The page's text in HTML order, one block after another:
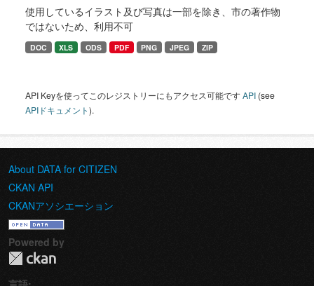
使用しているイラスト及び写真は一部を除き、市の著作物
ではないため、利用不可
DOC XLS ODS PDF PNG JPEG ZIP
API Keyを使ってこのレジストリーにもアクセス可能ですAPI (see
APIドキュメント).
About DATA for CITIZEN
CKAN API
CKANアソシエーション
Powered by